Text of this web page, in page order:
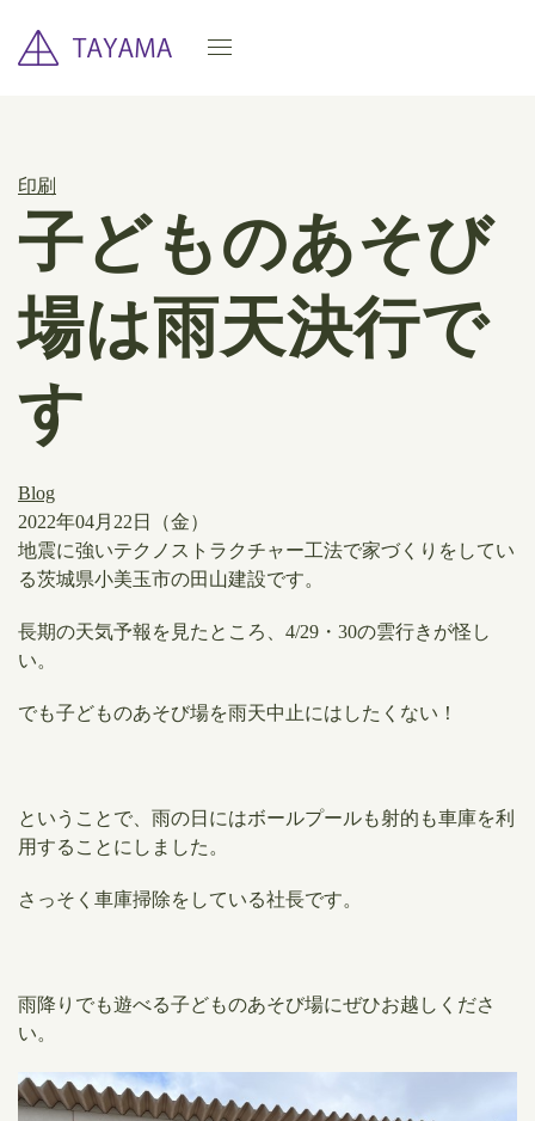
印刷
子どものあそび
場は雨天決行で
す
Blog
2022年04月22日（金）
地震に強いテクノストラクチャー工法で家づくりをしてい
る茨城県小美玉市の田山建設です。
長期の天気予報を見たところ、4/29・30の雲行きが怪し
い。
でも子どものあそび場を雨天中止にはしたくない！
ということで、雨の日にはボールプールも射的も車庫を利
用することにしました。
さっそく車庫掃除をしている社長です。
雨降りでも遊べる子どものあそび場にぜひお越しくださ
い。